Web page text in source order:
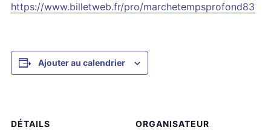
https://www.billetweb.fr/pro/marchetempsprofond83
Ajouter au calendrier
DÉTAILS ORGANISATEUR